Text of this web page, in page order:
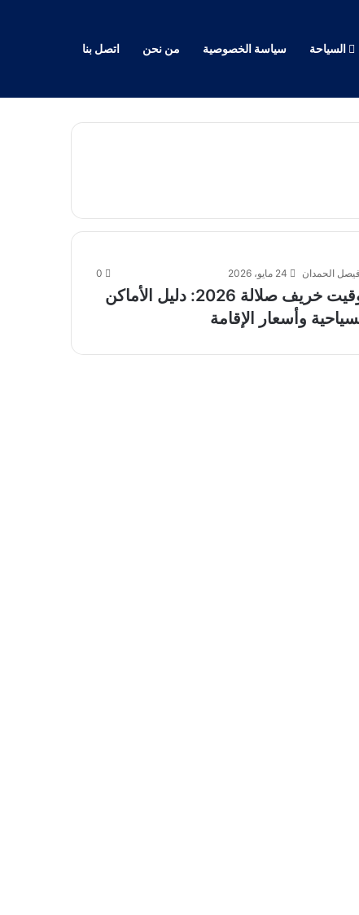
السياحة سياسة الخصوصية من نحن اتصل بنا
فيصل الحمدان 24 مايو، 2026 0
توقيت خريف صلالة 2026: دليل الأماكن
وأسعار الإقامة